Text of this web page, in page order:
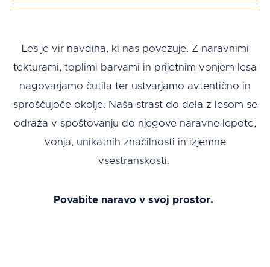
Les je vir navdiha, ki nas povezuje. Z naravnimi
tekturami, toplimi barvami in prijetnim vonjem lesa
nagovarjamo čutila ter ustvarjamo avtentično in
sproščujoče okolje. Naša strast do dela z lesom se
odraža v spoštovanju do njegove naravne lepote,
vonja, unikatnih značilnosti in izjemne
vsestranskosti.
Povabite naravo v svoj prostor.